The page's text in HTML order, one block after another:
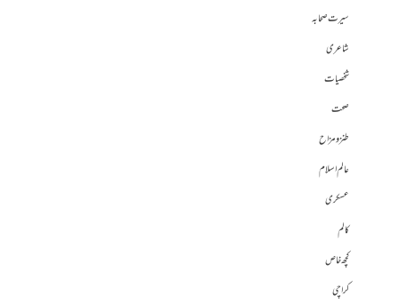
سیرت صحابہ
شاعری
شخصیات
صحت
طنز و مزاح
عالم اسلام
عسکری
کالم
کچھ خاص
کراچی